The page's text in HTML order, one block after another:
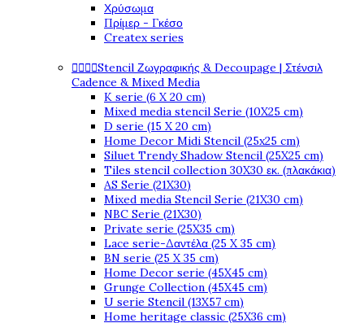
Χρύσωμα
Πρίμερ - Γκέσο
Createx series
Stencil Ζωγραφικής & Decoupage | Στένσιλ
Cadence & Mixed Media
K serie (6 X 20 cm)
Mixed media stencil Serie (10X25 cm)
D serie (15 X 20 cm)
Home Decor Midi Stencil (25x25 cm)
Siluet Trendy Shadow Stencil (25X25 cm)
Tiles stencil collection 30X30 εκ. (πλακάκια)
AS Serie (21X30)
Mixed media Stencil Serie (21X30 cm)
NBC Serie (21X30)
Private serie (25X35 cm)
Lace serie-Δαντέλα (25 X 35 cm)
BN serie (25 X 35 cm)
Home Decor serie (45X45 cm)
Grunge Collection (45X45 cm)
U serie Stencil (13X57 cm)
Home heritage classic (25X36 cm)